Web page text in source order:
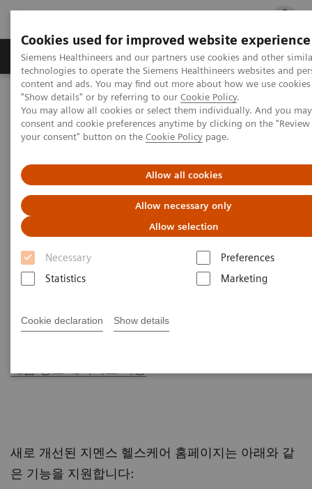
Cookies used for improved website experience
Siemens Healthineers and our partners use cookies and other
technologies to operate the Siemens Healthineers websites and
content and ads. You may find out more about how we use
"Show details" or by referring to our Cookie Policy.
You may allow all cookies or select them individually. And you
consent and cookie preferences anytime by clicking on the "Review
your consent" button on the Cookie Policy page.
Allow all cookies
Allow necessary only
Allow selection
Necessary
Preferences
Statistics
Marketing
Cookie declaration Show details
지멘스 헬시니어스(주) 채용 주요 제품
지멘스 헬시니어스(주) 홈페이지 개편
홈페이지 개편으로 인해 찾으시는 페이지를 제공할
수 없습니다.
이용에 불편을 드려 죄송합니다.
상단의 Sitemap을 이용하여 원하시는 페이지를 찾아
메인 페이지로 이동
새로 개선된 지멘스 헬스케어 홈페이지는 아래와 같
은 기능을 지원합니다: